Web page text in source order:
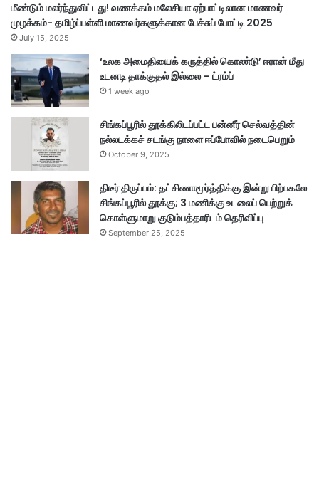
மீண்டும் மலர்ந்துவிட்டது! வணக்கம் மலேசியா ஏற்பாட்டிலான மாணவர்
முழக்கம்- தமிழ்ப்பள்ளி மாணவர்களுக்கான பேச்சுப் போட்டி 2025
July 15, 2025
‘உலக அமைதியைக் கருத்தில் கொண்டு’ ஈரான் மீது
உடனடி தாக்குதல் இல்லை – ட்ரம்ப்
1 week ago
சிங்கப்பூரில் தூக்கிலிடப்பட்ட பன்னீர் செல்வத்தின்
நல்லடக்கச் சடங்கு நாளை ஈப்போவில் நடைபெறும்
October 9, 2025
திடீர் திருப்பம்: தட்சிணாமூர்த்திக்கு இன்று பிற்பகலே
சிங்கப்பூரில் தூக்கு; 3 மணிக்கு உடலைப் பெற்றுக்
கொள்ளுமாறு குடும்பத்தாரிடம் தெரிவிப்பு
September 25, 2025